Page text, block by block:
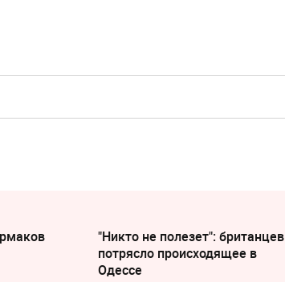
"Никто не полезет": британцев
потрясло происходящее в
Одессе